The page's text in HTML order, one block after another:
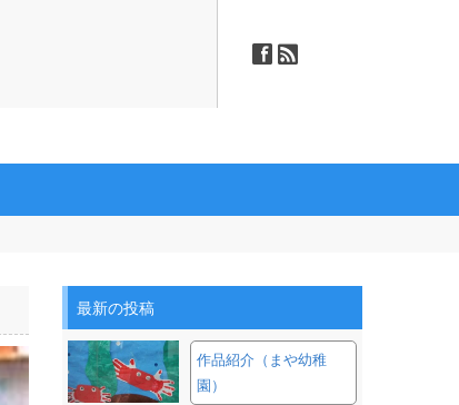
ä ñ
最新の投稿
作品紹介（まや幼稚
園）